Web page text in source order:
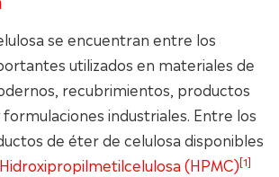
se encuentran entre los
utilizados en materiales de
recubrimientos, productos
industriales. Entre los
de éter de celulosa disponibles
Hidroxipropilmetilcelulosa (HPMC)[1]